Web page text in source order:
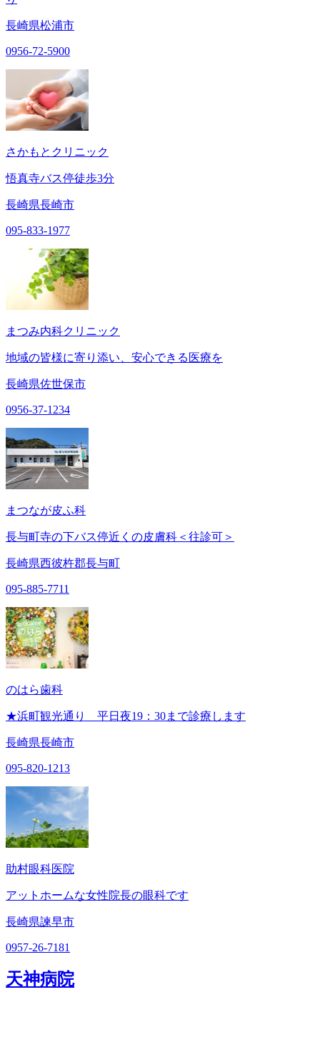
長崎県松浦市
0956-72-5900
さかもとクリニック
悟真寺バス停徒歩3分
長崎県長崎市
095-833-1977
まつみ内科クリニック
地域の皆様に寄り添い、安心できる医療を
長崎県佐世保市
0956-37-1234
まつなが皮ふ科
長与町寺の下バス停近くの皮膚科＜往診可＞
長崎県西彼杵郡長与町
095-885-7711
のはら歯科
★浜町観光通り 平日夜19：30まで診療します
長崎県長崎市
095-820-1213
助村眼科医院
アットホームな女性院長の眼科です
長崎県諫早市
0957-26-7181
天神病院